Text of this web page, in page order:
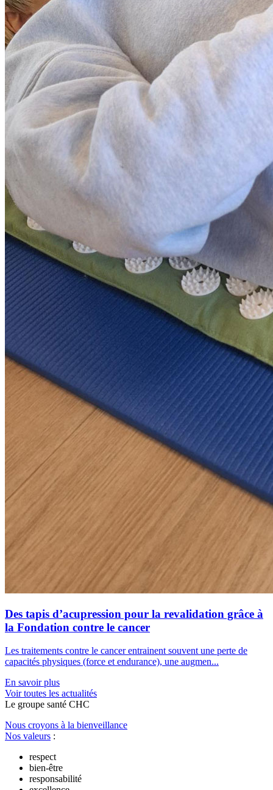
Des tapis d’acupression pour la revalidation grâce à
la Fondation contre le cancer
Les traitements contre le cancer entrainent souvent une perte de
capacités physiques (force et endurance), une augmen...
En savoir plus
Voir toutes les actualités
Le groupe santé CHC
Nous croyons à la bienveillance
Nos valeurs :
respect
bien-être
responsabilité